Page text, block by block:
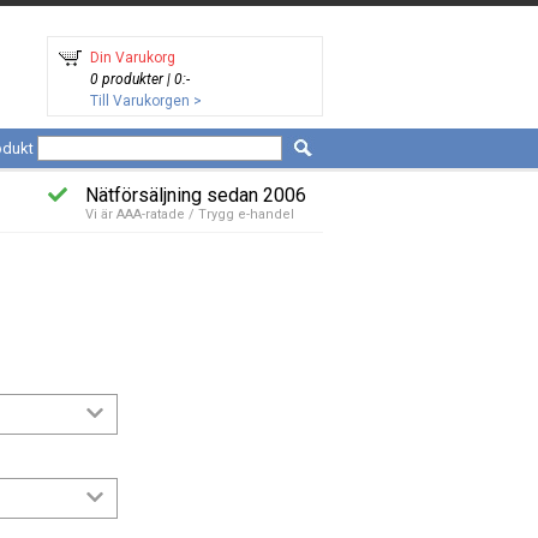
Din Varukorg
0 produkter | 0:-
Till Varukorgen >
Nätförsäljning sedan 2006
Vi är AAA-ratade / Trygg e-handel